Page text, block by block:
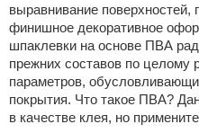
выравнивание поверхностей,
финишное декоративное
шпаклевки на основе ПВА
прежних составов по целому
параметров,
покрытия. Что такое ПВА?
в качестве клея, но